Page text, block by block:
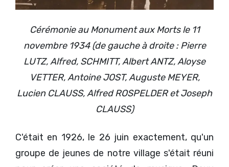
Cérémonie au Monument aux Morts le 11
novembre 1934 (de gauche à droite : Pierre
LUTZ, Alfred, SCHMITT, Albert ANTZ, Aloyse
VETTER, Antoine JOST, Auguste MEYER,
Lucien CLAUSS, Alfred ROSPELDER et Joseph
CLAUSS)
C'était en 1926, le 26 juin exactement, qu'un
groupe de jeunes de notre village s'était réuni